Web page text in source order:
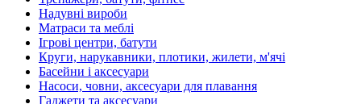
Надувні вироби
Матраси та меблі
Ігрові центри, батути
Круги, нарукавники, плотики, жилети, м'ячі
Басейни і аксесуари
Насоси, човни, аксесуари для плавання
Гаджети та аксесуари